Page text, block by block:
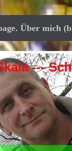
Über mich